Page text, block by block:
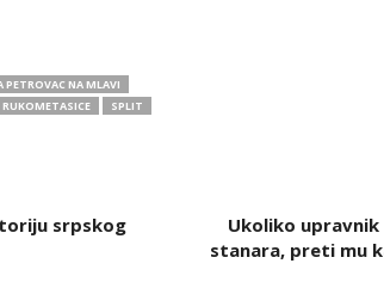
PETROVAC NA MLAVI
RUKOMETASICE SPLIT
srpskog
Ukoliko
stanara, preti mu